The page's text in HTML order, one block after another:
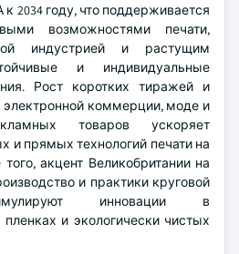
2034 году, что поддерживается
возможностями печати,
индустрией и растущим
и индивидуальные
Рост коротких тиражей и
электронной коммерции, моде и
товаров ускоряет
и прямых технологий печати на
акцент Великобритании на
и практики круговой
инновации в
и экологически чистых